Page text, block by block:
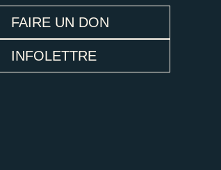
FAIRE UN DON
INFOLETTRE